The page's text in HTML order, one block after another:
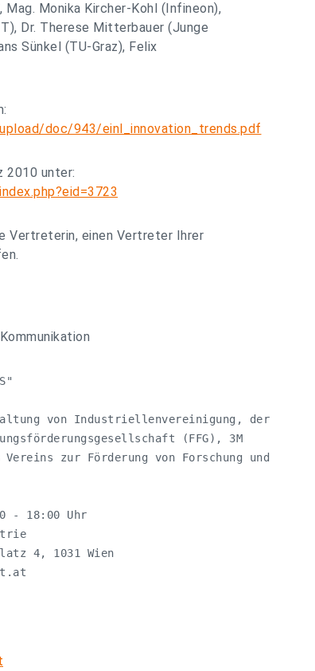
Mag. Monika Kircher-Kohl (Infineon),
Dr. Therese Mitterbauer (Junge
Sünkel (TU-Graz), Felix
doc/943/einl_innovation_trends.pdf
2010 unter:
Vertreterin, einen Vertreter Ihrer
von Industriellenvereinigung, der
(FFG), 3M
Vereins zur Förderung von Forschung und
- 18:00 Uhr
4, 1031 Wien